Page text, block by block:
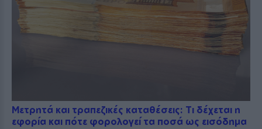
Μετρητά και τραπεζικές καταθέσεις: Τι δέχεται η
εφορία και πότε φορολογεί τα ποσά ως εισόδημα